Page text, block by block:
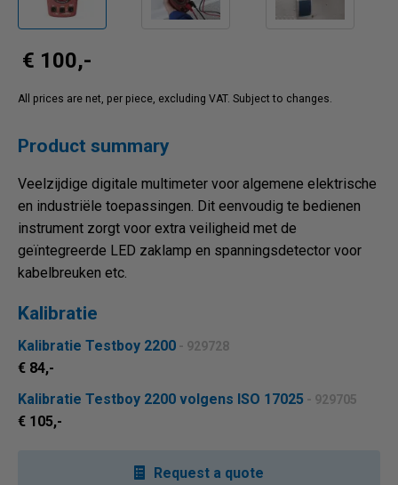
€ 100,-
All prices are net, per piece, excluding VAT. Subject to changes.
Product summary
Veelzijdige digitale multimeter voor algemene elektrische
en industriële toepassingen. Dit eenvoudig te bedienen
instrument zorgt voor extra veiligheid met de
geïntegreerde LED zaklamp en spanningsdetector voor
kabelbreuken etc.
Kalibratie
Kalibratie Testboy 2200 - 929728
€ 84,-
Kalibratie Testboy 2200 volgens ISO 17025 - 929705
€ 105,-
Request a quote